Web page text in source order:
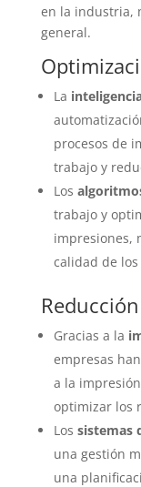
en la industria,
general.
La
procesos de
trabajo y
Los
trabajo y
impresiones,
calidad de
Gracias a la
empresas
a la
optimizar los
Los sistemas
una gestión
una